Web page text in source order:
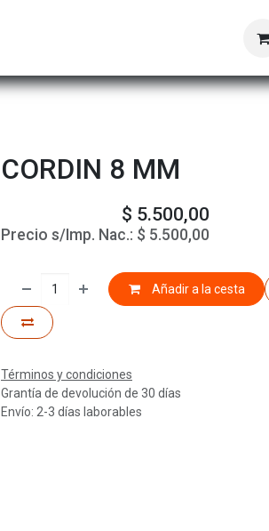
CORDIN 8 MM
$ 5.500,00
Precio s/Imp. Nac.: $ 5.500,00
Añadir a la cesta
Términos y condiciones
Grantía de devolución de 30 días
Envío: 2-3 días laborables